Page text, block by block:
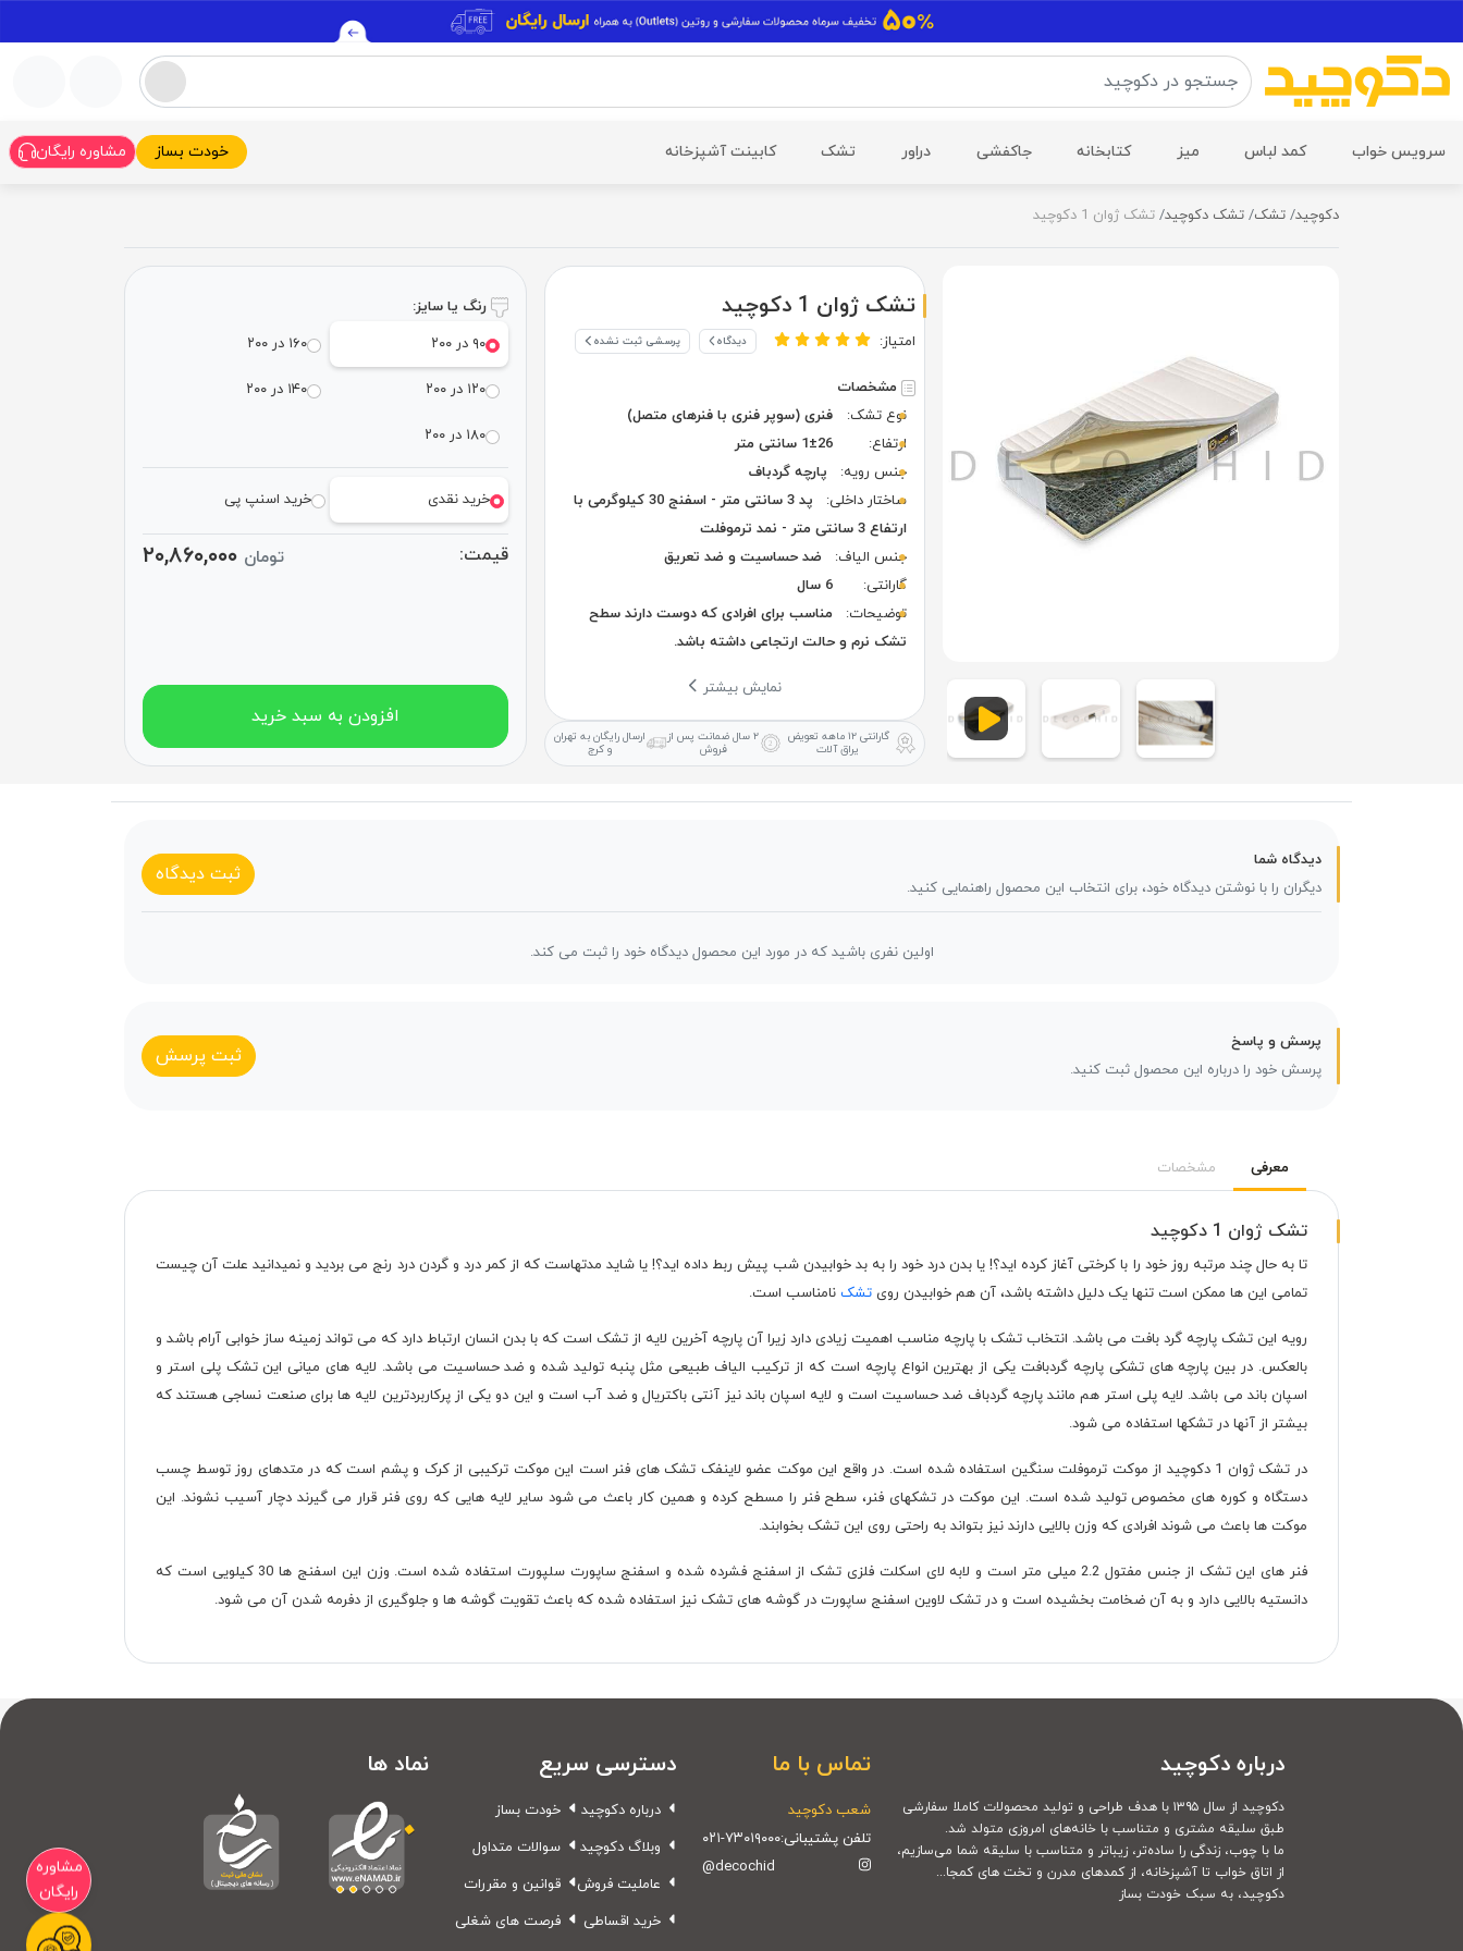
سرویس خواب کمد لباس میز کتابخانه جاکفشی دراور تشک کابینت آشپزخانه خودت بساز مشاوره رایگان
دکوچید تشک تشک دکوچید تشک ژوان 1 دکوچید
تشک ژوان 1 دکوچید
امتیاز: دیدگاه پرسشی ثبت نشده
مشخصات
نوع تشک:
فنری (سوپر فنری با فنرهای متصل)
ارتفاع:
1±26 سانتی متر
جنس رویه:
پارچه گردباف
ساختار داخلی:
پد 3 سانتی متر - اسفنج 30 کیلوگرمی با
ارتفاع 3 سانتی متر - نمد ترموفلت
جنس الیاف:
ضد حساسیت و ضد تعریق
گارانتی:
6 سال
توضیحات:
مناسب برای افرادی که دوست دارند سطح
تشک نرم و حالت ارتجاعی داشته باشد.
نمایش بیشتر
گارانتی ۱۲ ماهه
تعویض
یراق آلات
۲ سال ضمانت
پس از
فروش
ارسال رایگان به تهران
و کرج
رنگ یا سایز:
۹۰ در ۲۰۰
۱۶۰ در ۲۰۰
۱۲۰ در ۲۰۰ ۱۴۰ در ۲۰۰
۱۸۰ در ۲۰۰
خرید نقدی خرید اسنپ پی
قیمت: تومان ۲۰,۸۶۰,۰۰۰
افزودن به سبد خرید
دیدگاه شما
دیگران را با نوشتن دیدگاه خود، برای انتخاب این محصول راهنمایی کنید.
ثبت دیدگاه
اولین نفری باشید که در مورد این محصول دیدگاه خود را ثبت می کند.
پرسش و پاسخ
پرسش خود را درباره این محصول ثبت کنید.
ثبت پرسش
معرفی مشخصات
تشک ژوان 1 دکوچید
تا به حال چند مرتبه روز خود را با کرختی آغاز کرده اید؟! یا بدن درد خود را به بد خوابیدن شب پیش ربط داده اید؟! یا شاید مدتهاست که از کمر درد و گردن درد رنج می بردید و نمیدانید علت آن چیست
تمامی این ها ممکن است تنها یک دلیل داشته باشد، آن هم خوابیدن روی تشک نامناسب است.
رویه این تشک پارچه گرد بافت می باشد. انتخاب تشک با پارچه مناسب اهمیت زیادی دارد زیرا آن پارچه آخرین لایه از تشک است که با بدن انسان ارتباط دارد که می تواند زمینه ساز خوابی آرام باشد و
بالعکس. در بین پارچه های تشکی پارچه گردبافت یکی از بهترین انواع پارچه است که از ترکیب الیاف طبیعی مثل پنبه تولید شده و ضد حساسیت می باشد. لایه های میانی این تشک پلی استر و
اسپان باند می باشد. لایه پلی استر هم مانند پارچه گردباف ضد حساسیت است و لایه اسپان باند نیز آنتی باکتریال و ضد آب است و این دو یکی از پرکاربردترین لایه ها برای صنعت نساجی هستند که
بیشتر از آنها در تشکها استفاده می شود.
در تشک ژوان 1 دکوچید از موکت ترموفلت سنگین استفاده شده است. در واقع این موکت عضو لاینفک تشک های فنر است این موکت ترکیبی از کرک و پشم است که در متدهای روز توسط چسب
دستگاه و کوره های مخصوص تولید شده است. این موکت در تشکهای فنر، سطح فنر را مسطح کرده و همین کار باعث می شود سایر لایه هایی که روی فنر قرار می گیرند دچار آسیب نشوند. این
موکت ها باعث می شوند افرادی که وزن بالایی دارند نیز بتواند به راحتی روی این تشک بخوابند.
فنر های این تشک از جنس مفتول 2.2 میلی متر است و لابه لای اسکلت فلزی تشک از اسفنج فشرده شده و اسفنج ساپورت سلپورت استفاده شده است. وزن این اسفنج ها 30 کیلویی است که
دانستیه بالایی دارد و به آن ضخامت بخشیده است و در تشک لاوین اسفنج ساپورت در گوشه های تشک نیز استفاده شده که باعث تقویت گوشه ها و جلوگیری از دفرمه شدن آن می شود.
درباره دکوچید
دکوچید از سال ۱۳۹۵ با هدف طراحی و تولید محصولات کاملا سفارشی
طبق سلیقه مشتری و متناسب با خانه‌های امروزی متولد شد.
ما با چوب، زندگی را ساده‌تر، زیباتر و متناسب با سلیقه شما می‌سازیم،
از اتاق خواب تا آشپزخانه، از کمدهای مدرن و تخت های کمجا...
دکوچید، به سبک خودت بساز
تماس با ما
شعب دکوچید
تلفن پشتیبانی:۰۲۱-۷۳۰۱۹۰۰۰
@decochid
دسترسی سریع
درباره دکوچید
وبلاگ دکوچید
عاملیت فروش
خرید اقساطی
خودت بساز
سوالات متداول
قوانین و مقررات
فرصت های شغلی
نماد ها
مشاوره
رایگان